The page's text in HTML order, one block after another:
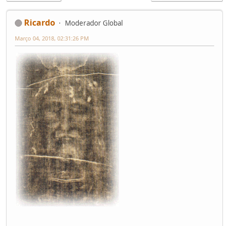
Ricardo Moderador Global
Março 04, 2018, 02:31:26 PM